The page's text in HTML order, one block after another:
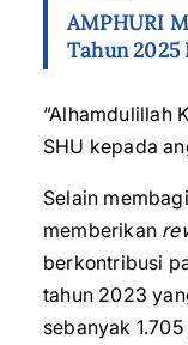
AMPHURI
Tahun
“Alhamdulillah
SHU kepada
Selain
memberikan
berkontribusi
tahun 2023
sebanyak